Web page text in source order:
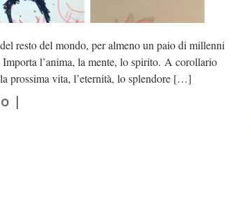
resto del mondo, per almeno un paio di millenni
l’anima, la mente, lo spirito. A corollario
prossima vita, l’eternità, lo splendore […]